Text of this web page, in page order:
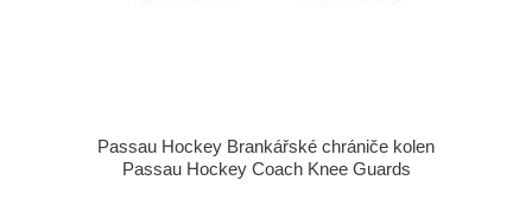
Passau Hockey Brankářské chrániče kolen
Passau Hockey Coach Knee Guards